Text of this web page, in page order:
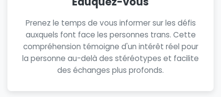
Prenez le temps de vous informer sur les défis
auxquels font face les personnes trans. Cette
compréhension témoigne d'un intérêt réel pour
la personne au-delà des stéréotypes et facilite
des échanges plus profonds.